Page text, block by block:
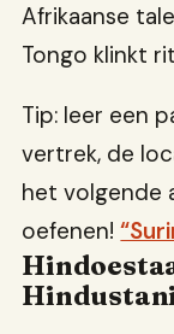
Afrikaanse
Tongo klinkt
Tip: leer een
vertrek, de
het volgende
oefenen!